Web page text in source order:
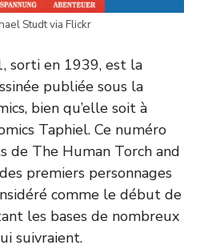
Studt via Flickr
sorti en 1939, est la
publiée sous la
bien qu’elle soit à
Taphiel. Ce numéro
de The Human Torch and
premiers personnages
comme le début de
les bases de nombreux
suivraient.